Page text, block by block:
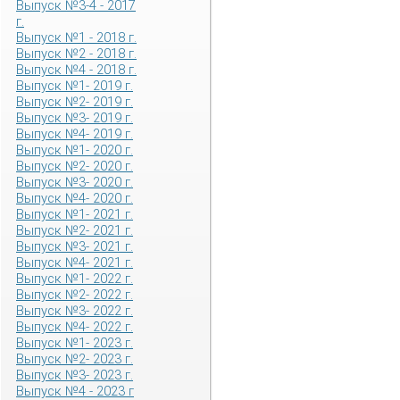
Выпуск №3-4 - 2017
г.
Выпуск №1 - 2018 г.
Выпуск №2 - 2018 г.
Выпуск №4 - 2018 г.
Выпуск №1- 2019 г.
Выпуск №2- 2019 г.
Выпуск №3- 2019 г.
Выпуск №4- 2019 г.
Выпуск №1- 2020 г.
Выпуск №2- 2020 г.
Выпуск №3- 2020 г.
Выпуск №4- 2020 г.
Выпуск №1- 2021 г.
Выпуск №2- 2021 г.
Выпуск №3- 2021 г.
Выпуск №4- 2021 г.
Выпуск №1- 2022 г.
Выпуск №2- 2022 г.
Выпуск №3- 2022 г.
Выпуск №4- 2022 г.
Выпуск №1- 2023 г.
Выпуск №2- 2023 г.
Выпуск №3- 2023 г.
Выпуск №4 - 2023 г